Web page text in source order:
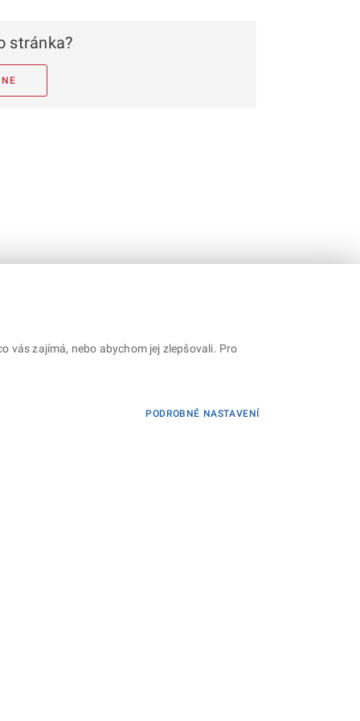
stránka?
NE
vás zajímá, nebo abychom jej zlepšovali. Pro
PODROBNÉ NASTAVENÍ